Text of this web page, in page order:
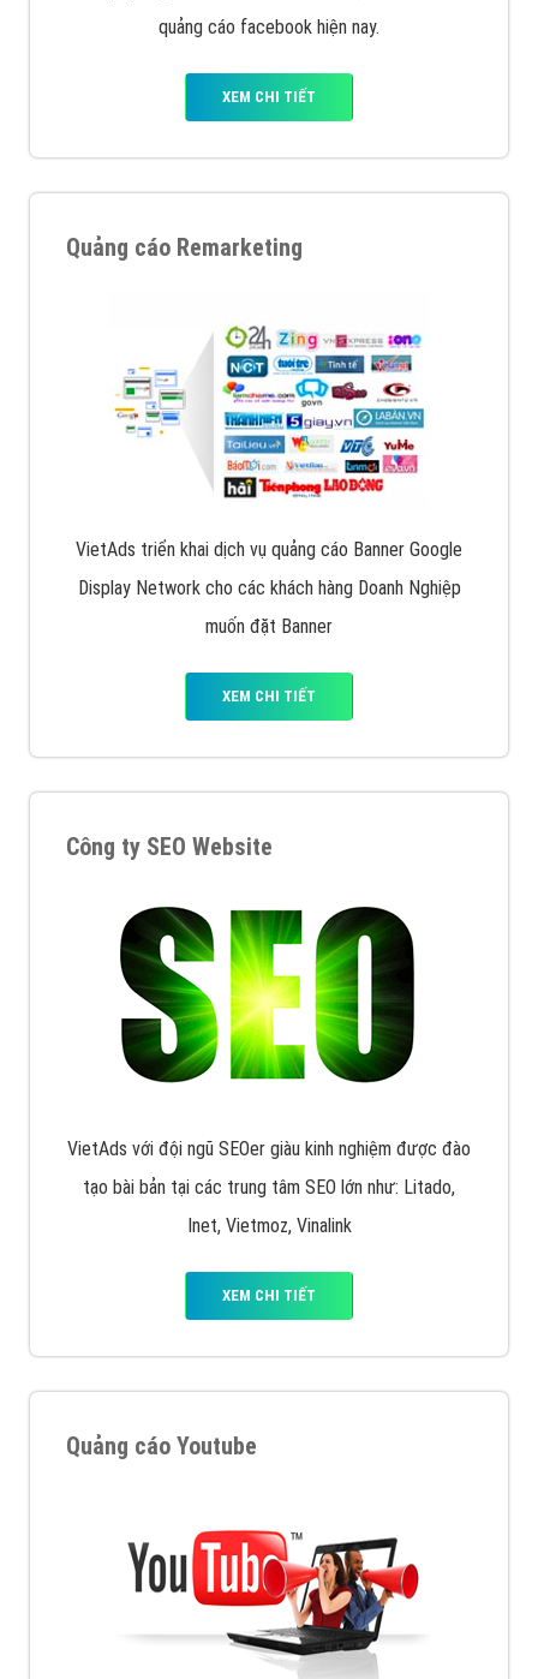
quảng cáo facebook hiện nay.
XEM CHI TIẾT
Quảng cáo Remarketing
VietAds triển khai dịch vụ quảng cáo Banner Google
Display Network cho các khách hàng Doanh Nghiệp
muốn đặt Banner
XEM CHI TIẾT
Công ty SEO Website
VietAds với đội ngũ SEOer giàu kinh nghiệm được đào
tạo bài bản tại các trung tâm SEO lớn như: Litado,
Inet, Vietmoz, Vinalink
XEM CHI TIẾT
Quảng cáo Youtube